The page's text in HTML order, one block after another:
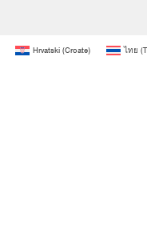
Hrvatski (Croate) ไทย (